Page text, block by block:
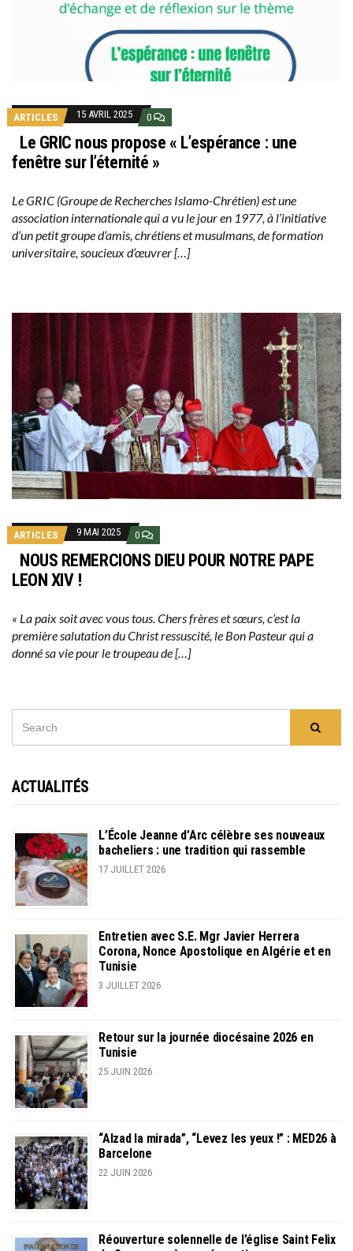
ARTICLES 15 AVRIL 2025 0
Le GRIC nous propose « L’espérance : une
fenêtre sur l’éternité »
Le GRIC (Groupe de Recherches Islamo-Chrétien) est une
association internationale qui a vu le jour en 1977, à l’initiative
d’un petit groupe d’amis, chrétiens et musulmans, de formation
universitaire, soucieux d’œuvrer […]
ARTICLES 9 MAI 2025 0
NOUS REMERCIONS DIEU POUR NOTRE PAPE
LEON XIV !
« La paix soit avec vous tous. Chers frères et sœurs, c’est la
première salutation du Christ ressuscité, le Bon Pasteur qui a
donné sa vie pour le troupeau de […]
ACTUALITÉS
L’École Jeanne d’Arc célèbre ses nouveaux
bacheliers : une tradition qui rassemble
17 JUILLET 2026
Entretien avec S.E. Mgr Javier Herrera
Corona, Nonce Apostolique en Algérie et en
Tunisie
3 JUILLET 2026
Retour sur la journée diocésaine 2026 en
Tunisie
25 JUIN 2026
“Alzad la mirada”, “Levez les yeux !” : MED26 à
Barcelone
22 JUIN 2026
Réouverture solennelle de l’église Saint Felix